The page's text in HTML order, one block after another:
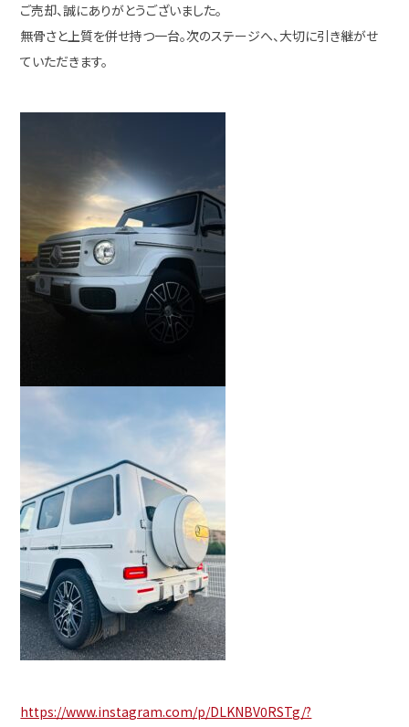
ご売却、誠にありがとうございました。
無骨さと上質を併せ持つ一台。次のステージへ、大切に引き継がせ
ていただきます。
https://www.instagram.com/p/DLKNBV0RSTg/?